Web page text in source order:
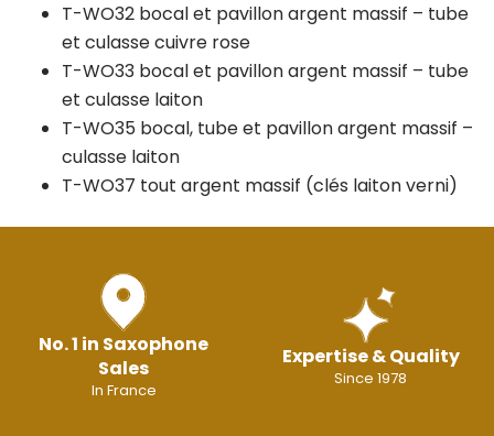
T-WO32 bocal et pavillon argent massif – tube
et culasse cuivre rose
T-WO33 bocal et pavillon argent massif – tube
et culasse laiton
T-WO35 bocal, tube et pavillon argent massif –
culasse laiton
T-WO37 tout argent massif (clés laiton verni)
No. 1 in Saxophone
Sales
In France
Expertise & Quality
Since 1978